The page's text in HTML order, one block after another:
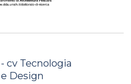
cv Tecnologia
Design